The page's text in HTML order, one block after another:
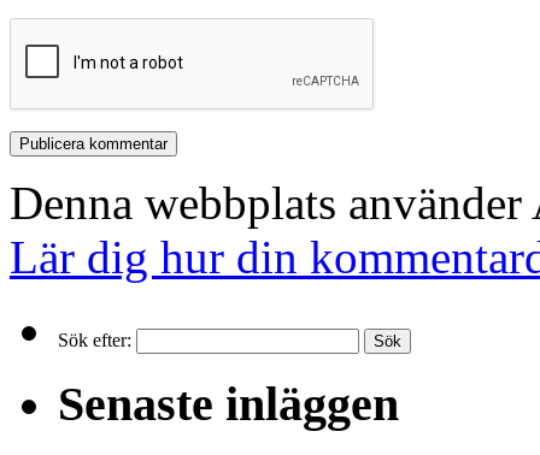
Denna webbplats
Lär dig hur din
Sök efter:
Senaste inläggen